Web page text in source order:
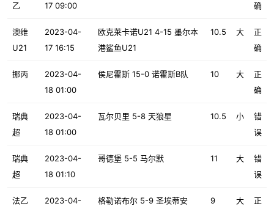
乙
17 09:00
确
澳维
U21
2023-04-
17 16:15
欧克莱卡诺U21 4-15 墨尔本
港鲨鱼U21
10.5 大
正
确
挪丙
2023-04-
18 01:00
侯尼霍斯 15-0 诺霍斯B队 10 大
正
确
瑞典
超
2023-04-
18 01:00
瓦尔贝里 5-8 天狼星 10.5 小
错
误
瑞典
超
2023-04-
18 01:10
哥德堡 5-5 马尔默 11 大
错
误
法乙
2023-04-
格勒诺布尔 5-9 圣埃蒂安 9 大
正